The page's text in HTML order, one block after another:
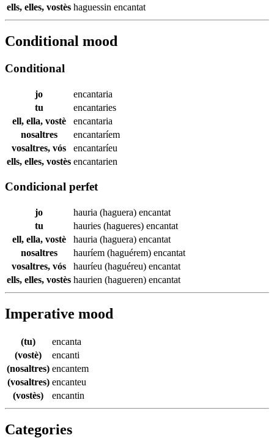
ells, elles, vostès haguessin encantat
Conditional mood
Conditional
jo
encantaria
tu
encantaries
ell, ella, vostè
encantaria
nosaltres
encantaríem
vosaltres, vós
encantaríeu
ells, elles, vostès encantarien
Condicional perfet
jo hauria (haguera) encantat
tu
hauries (hagueres) encantat
ell, ella, vostè
hauria (haguera) encantat
nosaltres
hauríem (haguérem) encantat
vosaltres, vós
hauríeu (haguéreu) encantat
ells, elles, vostès haurien (hagueren) encantat
Imperative mood
(tu)
encanta
(vostè)
encanti
(nosaltres) encantem
(vosaltres) encanteu
(vostès)
encantin
Categories